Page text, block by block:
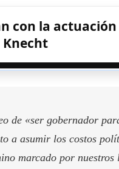
con la
Knecht
de «ser gobernador
a asumir los costos
marcado por nuestros